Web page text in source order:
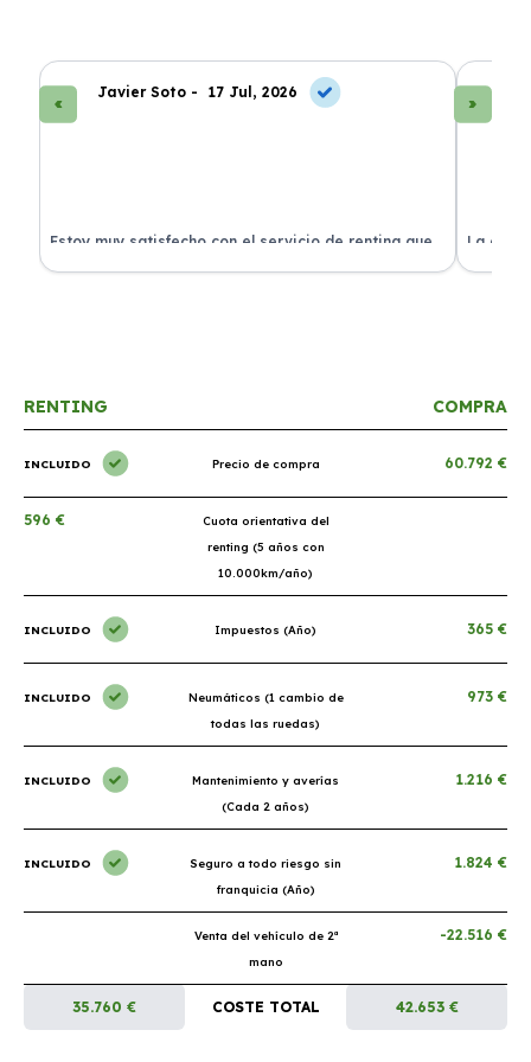
Javier Soto - 17 Jul, 2026
Estoy muy satisfecho con el servicio de renting que
he contratado. ¡Todo incluido y sin complicaciones!
La
en
RENTING COMPRA
INCLUIDO Precio de compra 60.792 €
596 €
Cuota orientativa del
renting (5 años con
10.000km/año)
INCLUIDO Impuestos (Año) 365 €
INCLUIDO
Neumáticos (1 cambio de
todas las ruedas)
973 €
INCLUIDO
Mantenimiento y averías
(Cada 2 años)
1.216 €
INCLUIDO
Seguro a todo riesgo sin
franquicia (Año)
1.824 €
Venta del vehículo de 2ª
mano
-22.516 €
35.760 € COSTE TOTAL 42.653 €